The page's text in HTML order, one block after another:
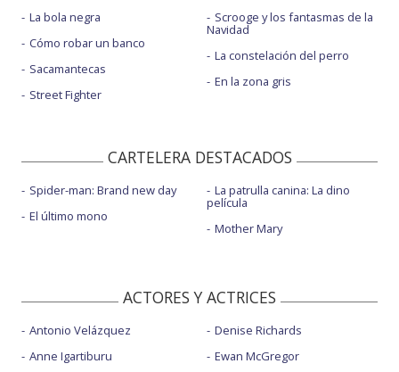
La bola negra
Cómo robar un banco
Sacamantecas
Street Fighter
Scrooge y los fantasmas de la
Navidad
La constelación del perro
En la zona gris
CARTELERA DESTACADOS
Spider-man: Brand new day
El último mono
La patrulla canina: La dino
película
Mother Mary
ACTORES Y ACTRICES
Antonio Velázquez
Anne Igartiburu
Denise Richards
Ewan McGregor